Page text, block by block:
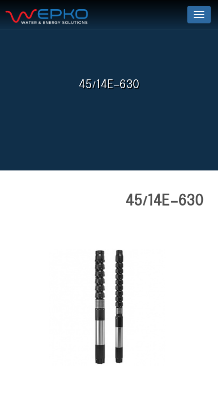
Menu
45/14E-630
45/14E-630